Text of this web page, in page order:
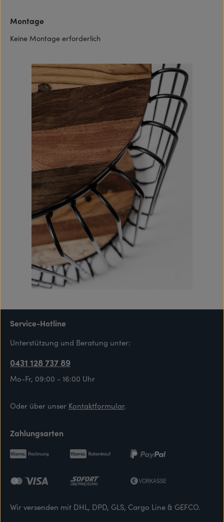
Montage
Keine Montage erforderlich
Service-Hotline
Unterstützung und Beratung unter:
0431 128 737 89
Mo-Fr, 09:00 - 16:00 Uhr
Oder über unser Kontaktformular.
Zahlungsarten
Wir versenden mit DHL, DPD, GLS, Cargo Line & GEFCO.